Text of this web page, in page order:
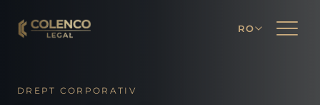
RO
DREPT CORPORATIV